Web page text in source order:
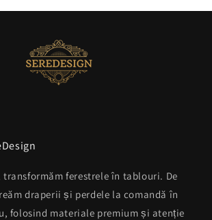
transformăm ferestrele în tablouri. De
draperii și perdele la comandă în
folosind materiale premium și atenție